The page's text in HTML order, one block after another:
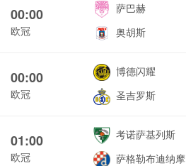
00:00
欧冠
萨巴赫
奥胡斯
00:00
欧冠
博德闪耀
圣吉罗斯
01:00
欧冠
考诺萨基列斯
萨格勒布迪纳摩